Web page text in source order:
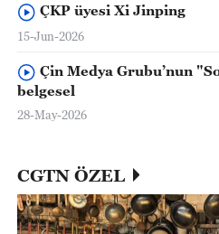
ÇKP üyesi Xi Jinping
15-Jun-2026
Çin Medya Grubu’nun
belgesel
28-May-2026
CGTN ÖZEL